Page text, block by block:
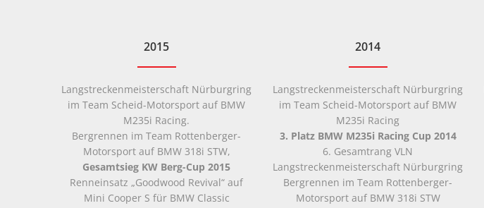
2015
Langstreckenmeisterschaft Nürburgring
im Team Scheid-Motorsport auf BMW
M235i Racing.
Bergrennen im Team Rottenberger-
Motorsport auf BMW 318i STW,
Gesamtsieg KW Berg-Cup 2015
Renneinsatz „Goodwood Revival“ auf
Mini Cooper S für BMW Classic
2014
Langstreckenmeisterschaft Nürburgring
im Team Scheid-Motorsport auf BMW
M235i Racing
3. Platz BMW M235i Racing Cup 2014
6. Gesamtrang VLN
Langstreckenmeisterschaft Nürburgring
Bergrennen im Team Rottenberger-
Motorsport auf BMW 318i STW